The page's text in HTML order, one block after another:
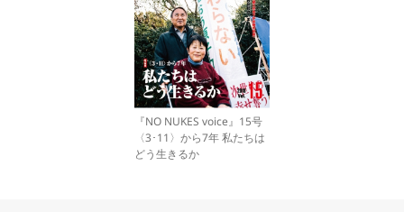
『NO NUKES voice』15号
〈3･11〉から7年 私たちは
どう生きるか